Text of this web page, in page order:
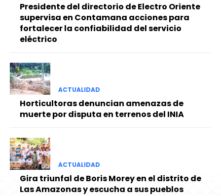
Presidente del directorio de Electro Oriente
supervisa en Contamana acciones para
fortalecer la confiabilidad del servicio
eléctrico
ACTUALIDAD
Horticultoras denuncian amenazas de
muerte por disputa en terrenos del INIA
ACTUALIDAD
Gira triunfal de Boris Morey en el distrito de
Las Amazonas y escucha a sus pueblos